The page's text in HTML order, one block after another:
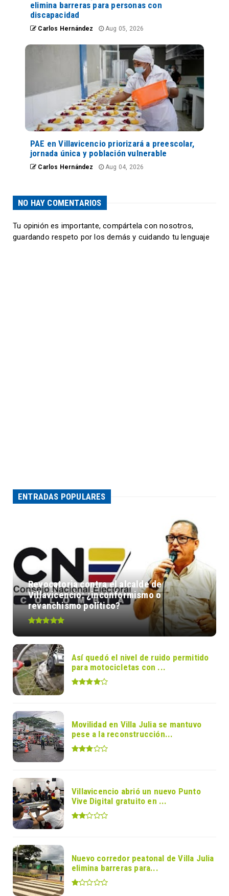
elimina barreras para personas con
discapacidad
Carlos Hernández Aug 05, 2026
PAE en Villavicencio priorizará a preescolar,
jornada única y población vulnerable
Carlos Hernández Aug 04, 2026
NO HAY COMENTARIOS
Tu opinión es importante, compártela con nosotros,
guardando respeto por los demás y cuidando tu lenguaje
ENTRADAS POPULARES
Revocatoria contra el alcalde de
Villavicencio: ¿inconformismo o
revanchismo político?
Así quedó el nivel de ruido permitido
para motocicletas con ...
Movilidad en Villa Julia se mantuvo
pese a la reconstrucción...
Villavicencio abrió un nuevo Punto
Vive Digital gratuito en ...
Nuevo corredor peatonal de Villa Julia
elimina barreras para...